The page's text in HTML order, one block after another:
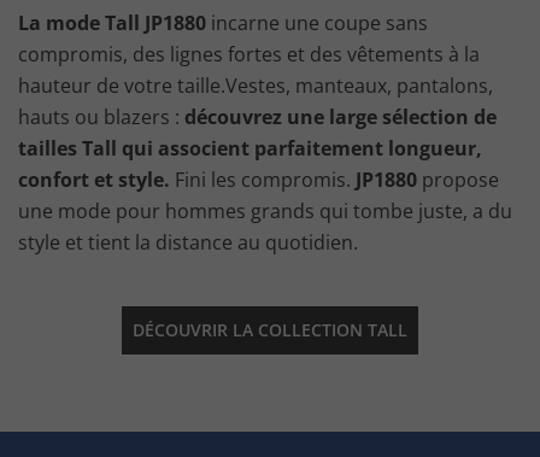
La mode Tall JP1880 incarne une coupe sans
compromis, des lignes fortes et des vêtements à la
hauteur de votre taille.Vestes, manteaux, pantalons,
hauts ou blazers : découvrez une large sélection de
tailles Tall qui associent parfaitement longueur,
confort et style. Fini les compromis. JP1880 propose
une mode pour hommes grands qui tombe juste, a du
style et tient la distance au quotidien.
DÉCOUVRIR LA COLLECTION TALL